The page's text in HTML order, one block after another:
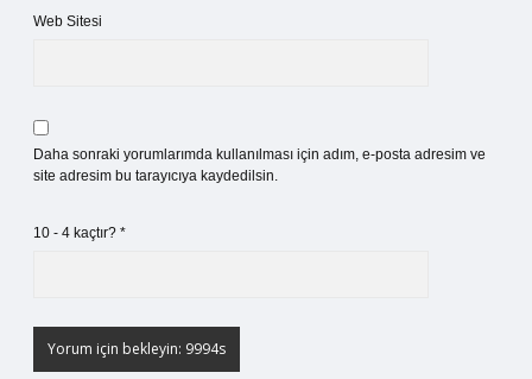
Web Sitesi
Daha sonraki yorumlarımda kullanılması için adım, e-posta adresim ve
site adresim bu tarayıcıya kaydedilsin.
10 - 4 kaçtır? *